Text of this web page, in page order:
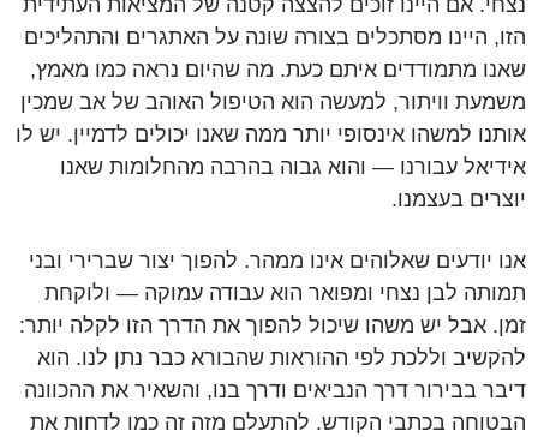
נצחי. אם היינו זוכים להצצה קטנה של המציאות העתידית
הזו, היינו מסתכלים בצורה שונה על האתגרים והתהליכים
שאנו מתמודדים איתם כעת. מה שהיום נראה כמו מאמץ,
משמעת וויתור, למעשה הוא הטיפול האוהב של אב שמכין
אותנו למשהו אינסופי יותר ממה שאנו יכולים לדמיין. יש לו
אידיאל עבורנו — והוא גבוה בהרבה מהחלומות שאנו
יוצרים בעצמנו.
אנו יודעים שאלוהים אינו ממהר. להפוך יצור שברירי ובני
תמותה לבן נצחי ומפואר הוא עבודה עמוקה — ולוקחת
זמן. אבל יש משהו שיכול להפוך את הדרך הזו לקלה יותר:
להקשיב וללכת לפי ההוראות שהבורא כבר נתן לנו. הוא
דיבר בבירור דרך הנביאים ודרך בנו, והשאיר את ההכוונה
הבטוחה בכתבי הקודש. להתעלם מזה זה כמו לדחות את